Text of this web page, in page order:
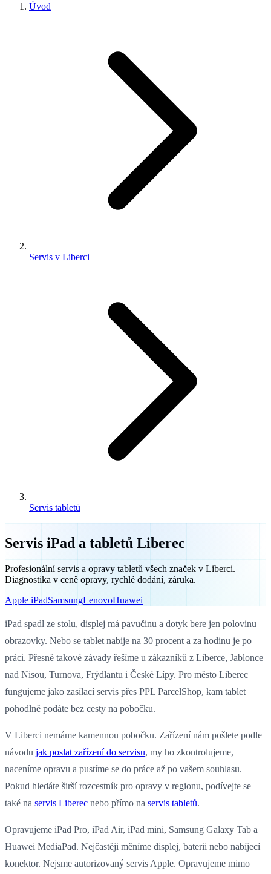
Úvod
Servis v Liberci
Servis tabletů
Servis iPad a tabletů Liberec
Profesionální servis a opravy tabletů všech značek v Liberci.
Diagnostika v ceně opravy, rychlé dodání, záruka.
Apple iPadSamsungLenovoHuawei
iPad spadl ze stolu, displej má pavučinu a dotyk bere jen polovinu
obrazovky. Nebo se tablet nabije na 30 procent a za hodinu je po
práci. Přesně takové závady řešíme u zákazníků z Liberce, Jablonce
nad Nisou, Turnova, Frýdlantu i České Lípy. Pro město Liberec
fungujeme jako zasílací servis přes PPL ParcelShop, kam tablet
pohodlně podáte bez cesty na pobočku.
V Liberci nemáme kamennou pobočku. Zařízení nám pošlete podle
návodu jak poslat zařízení do servisu, my ho zkontrolujeme,
naceníme opravu a pustíme se do práce až po vašem souhlasu.
Pokud hledáte širší rozcestník pro opravy v regionu, podívejte se
také na servis Liberec nebo přímo na servis tabletů.
Opravujeme iPad Pro, iPad Air, iPad mini, Samsung Galaxy Tab a
Huawei MediaPad. Nejčastěji měníme displej, baterii nebo nabíjecí
konektor. Nejsme autorizovaný servis Apple. Opravujeme mimo